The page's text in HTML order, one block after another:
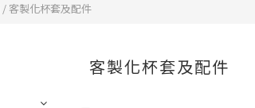
/ 客製化杯套及配件
客製化杯套及配件